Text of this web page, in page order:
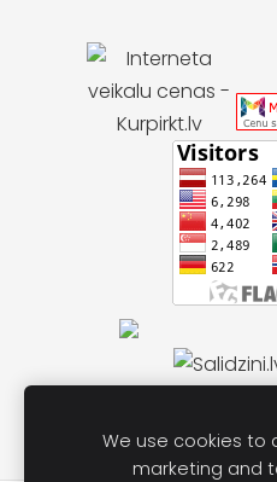
We use cookies to
marketing and